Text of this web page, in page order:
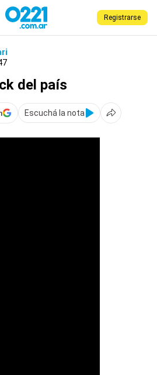
Registrarse
del país
Escuchá la nota